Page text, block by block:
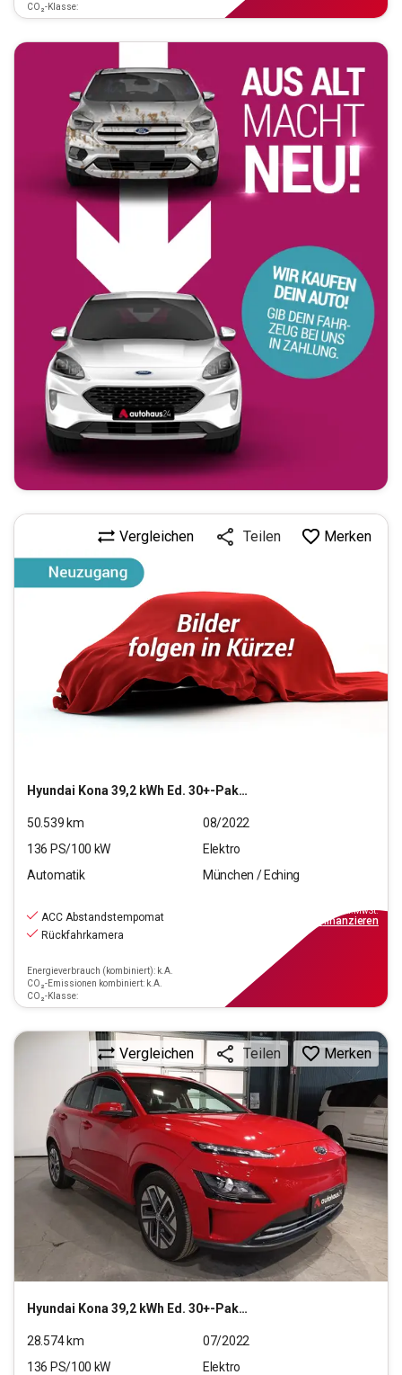
CO₂-Klasse:
Hyundai Kona 39,2 kWh Ed. 30+-Paket Elektro 2WD
Vergleichen Teilen Merken
50.539 km
08/2022
136 PS/100 kW
Elektro
Automatik
München / Eching
ACC Abstandstempomat
Rückfahrkamera
Energieverbrauch (kombiniert): k.A.
CO₂-Emissionen kombiniert: k.A.
CO₂-Klasse:
inkl.MwSt.
finanzieren
Hyundai Kona 39,2 kWh Ed. 30+-Paket Elektro 2WD
Vergleichen Teilen Merken
28.574km
07/2022
136 PS/100 kW Elektro